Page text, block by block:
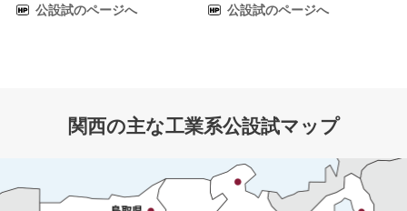
公設試のページへ
公設試のページへ
関西の主な工業系公設試マップ